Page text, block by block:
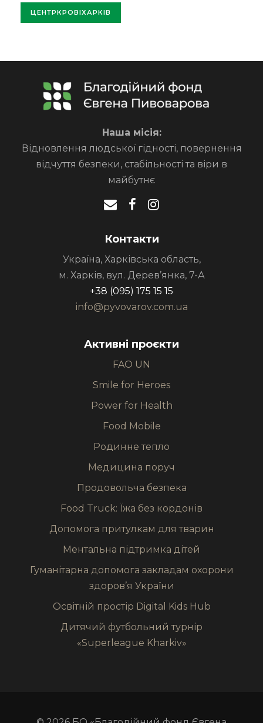
ЦЕНТРКРОВІХАРКІВ
Наша місія:
Відновлення людської гідності, повернення
відчуття безпеки, стабільності та віри в
майбутнє
Контакти
Україна, Харківська область,
м. Харків, вул. Дерев’янка, 7-А
+38 (095) 175 15 15
info@pyvovarov.com.ua
Активні проєкти
FAO UN
Smile for Heroes
Power for Health
Food Mobile
Родинне тепло
Медицина поруч
Продовольча безпека
Food Truck: Їжа без кордонів
Допомога притулкам для тварин
Ментальна підтримка дітей
Гуманітарна допомога закладам охорони
здоров’я України
Освітній простір Digital Kids Hub
Дитячий футбольний турнір
«Superleague Kharkiv»